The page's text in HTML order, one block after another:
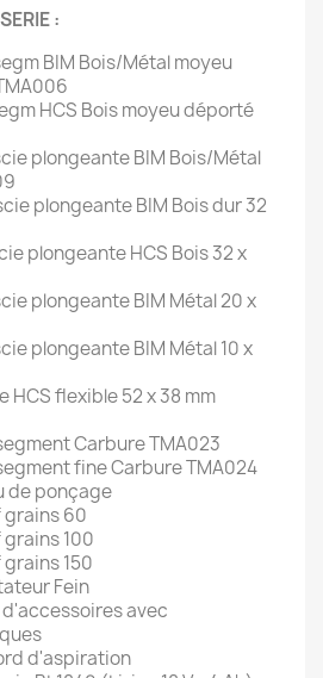
:
BIM Bois/Métal moyeu
HCS Bois moyeu déporté
plongeante BIM Bois/Métal
plongeante BIM Bois dur 32
plongeante HCS Bois 32 x
plongeante BIM Métal 20 x
plongeante BIM Métal 10 x
HCS flexible 52 x 38 mm
Carbure TMA023
fine Carbure TMA024
de ponçage
grains 60
grains 100
150
Fein
d'accessoires avec
d'aspiration